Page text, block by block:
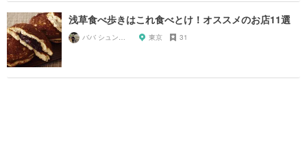
浅草食べ歩きはこれ食べとけ！オススメのお店11選
ババ シュンスケ 東京 31